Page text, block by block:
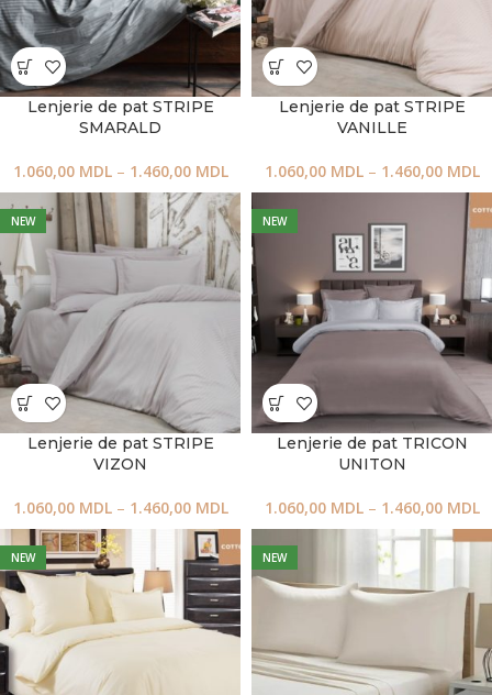
Lenjerie de pat STRIPE
SMARALD
1.060,00 MDL – 1.460,00 MDL
Lenjerie de pat STRIPE
VANILLE
1.060,00 MDL – 1.460,00 MDL
NEW
Lenjerie de pat STRIPE
VIZON
1.060,00 MDL – 1.460,00 MDL
NEW
Lenjerie de pat TRICON
UNITON
1.060,00 MDL – 1.460,00 MDL
NEW NEW